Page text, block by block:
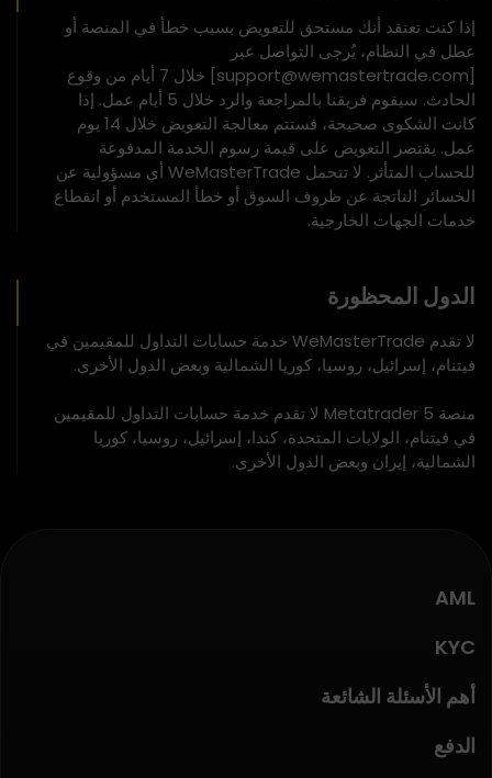
إذا كنت تعتقد أنك مستحق للتعويض بسبب خطأ في المنصة أو
عطل في النظام، يُرجى التواصل عبر
[support@wemastertrade.com] خلال 7 أيام من وقوع
الحادث. سيقوم فريقنا بالمراجعة والرد خلال 5 أيام عمل. إذا
كانت الشكوى صحيحة، فستتم معالجة التعويض خلال 14 يوم
عمل. يقتصر التعويض على قيمة رسوم الخدمة المدفوعة
للحساب المتأثر. لا تتحمل WeMasterTrade أي مسؤولية عن
الخسائر الناتجة عن ظروف السوق أو خطأ المستخدم أو انقطاع
خدمات الجهات الخارجية.
الدول المحظورة
لا تقدم WeMasterTrade خدمة حسابات التداول للمقيمين في
فيتنام، إسرائيل، روسيا، كوريا الشمالية وبعض الدول الأخرى.
منصة Metatrader 5 لا تقدم خدمة حسابات التداول للمقيمين
في فيتنام، الولايات المتحدة، كندا، إسرائيل، روسيا، كوريا
الشمالية، إيران وبعض الدول الأخرى.
AML
KYC
أهم الأسئلة الشائعة
الدفع